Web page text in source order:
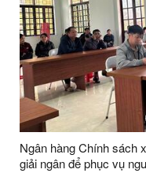
Ngân hàng Chính sách
giải ngân để phục vụ